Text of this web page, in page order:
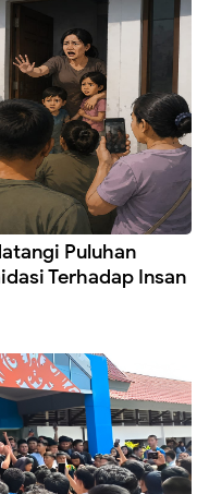
Puluhan
Terhadap Insan